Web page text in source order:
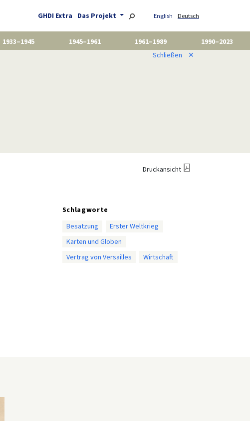
GHDI Extra Das Projekt English Deutsch
1933–1945 1945–1961 1961–1989
1990–2023
Schließen ✕
Druckansicht
Schlagworte
Besatzung
Erster Weltkrieg
Karten und Globen
Vertrag von Versailles
Wirtschaft